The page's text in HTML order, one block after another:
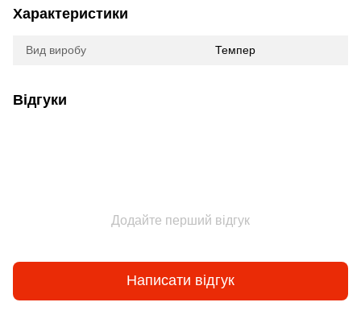
Характеристики
Вид виробу Темпер
Відгуки
Додайте перший відгук
Написати відгук